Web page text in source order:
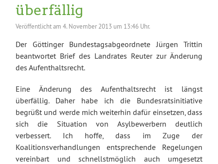
überfällig
Veröffentlicht am 4. November 2013 um 13:46 Uhr.
Der Göttinger Bundestagsabgeordnete Jürgen Trittin
beantwortet Brief des Landrates Reuter zur Änderung
des Aufenthaltsrecht.
Eine Änderung des Aufenthaltsrecht ist längst
überfällig. Daher habe ich die Bundesratsinitiative
begrüßt und werde mich weiterhin dafür einsetzen, dass
sich die Situation von Asylbewerbern deutlich
verbessert. Ich hoffe, dass im Zuge der
Koalitionsverhandlungen entsprechende Regelungen
vereinbart und schnellstmöglich auch umgesetzt